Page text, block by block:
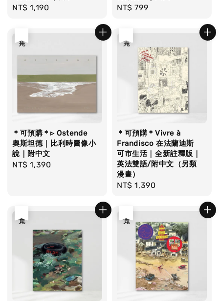
Regular
NT$ 1,190
Regular
NT$ 799
＊可預購＊▹ Ostende
奧斯坦德｜比利時圖像小
說｜附中文
Regular
NT$ 1,390
＊可預購＊Vivre à
Frandisco 在法蘭迪斯
可市生活｜全新註釋版｜
英法雙語/附中文（另類
漫畫）
Regular
NT$ 1,390